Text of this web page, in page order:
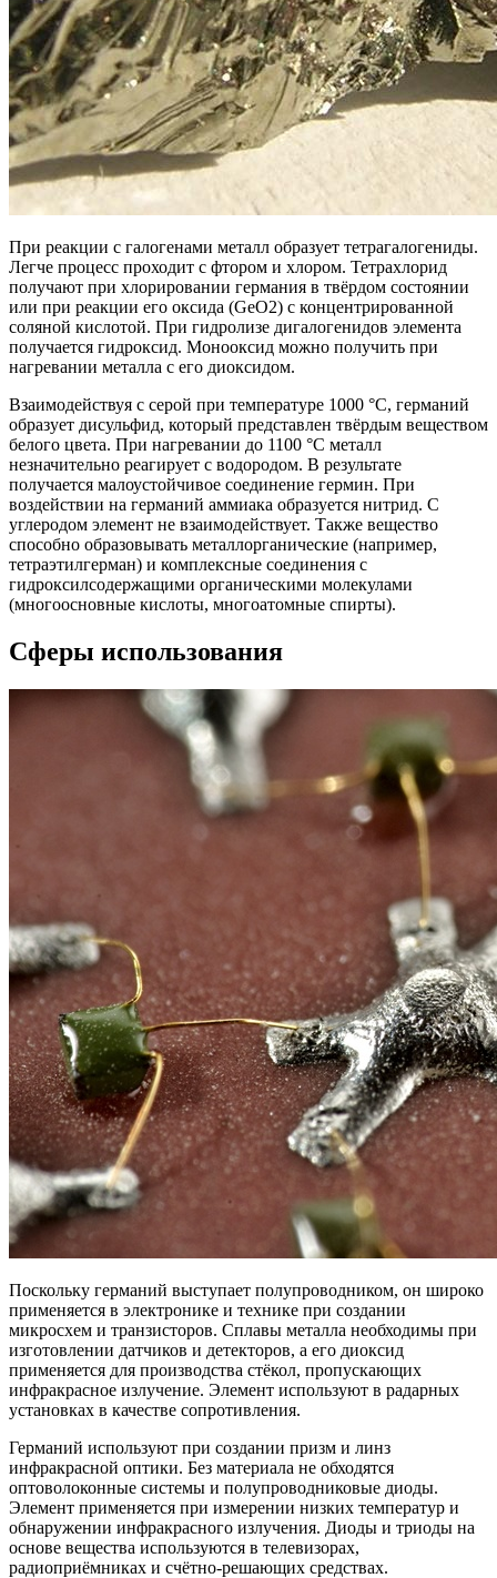
При реакции с галогенами металл образует тетрагалогениды.
Легче процесс проходит с фтором и хлором. Тетрахлорид
получают при хлорировании германия в твёрдом состоянии
или при реакции его оксида (GeO2) с концентрированной
соляной кислотой. При гидролизе дигалогенидов элемента
получается гидроксид. Монооксид можно получить при
нагревании металла с его диоксидом.
Взаимодействуя с серой при температуре 1000 °C, германий
образует дисульфид, который представлен твёрдым веществом
белого цвета. При нагревании до 1100 °C металл
незначительно реагирует с водородом. В результате
получается малоустойчивое соединение гермин. При
воздействии на германий аммиака образуется нитрид. С
углеродом элемент не взаимодействует. Также вещество
способно образовывать металлорганические (например,
тетраэтилгерман) и комплексные соединения с
гидроксилсодержащими органическими молекулами
(многоосновные кислоты, многоатомные спирты).
Сферы использования
Поскольку германий выступает полупроводником, он широко
применяется в электронике и технике при создании
микросхем и транзисторов. Сплавы металла необходимы при
изготовлении датчиков и детекторов, а его диоксид
применяется для производства стёкол, пропускающих
инфракрасное излучение. Элемент используют в радарных
установках в качестве сопротивления.
Германий используют при создании призм и линз
инфракрасной оптики. Без материала не обходятся
оптоволоконные системы и полупроводниковые диоды.
Элемент применяется при измерении низких температур и
обнаружении инфракрасного излучения. Диоды и триоды на
основе вещества используются в телевизорах,
радиоприёмниках и счётно-решающих средствах.